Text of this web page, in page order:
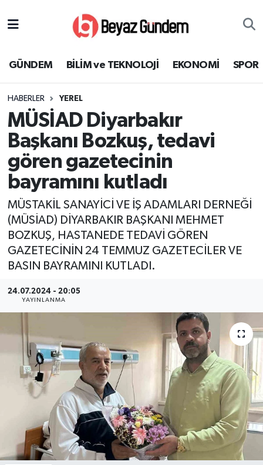
GÜNDEM BİLİM ve TEKNOLOJİ EKONOMİ SPOR
HABERLER YEREL
MÜSİAD Diyarbakır
Başkanı Bozkuş, tedavi
gören gazetecinin
bayramını kutladı
MÜSTAKİL SANAYİCİ VE İŞ ADAMLARI DERNEĞİ
(MÜSİAD) DİYARBAKIR BAŞKANI MEHMET
BOZKUŞ, HASTANEDE TEDAVİ GÖREN
GAZETECİNİN 24 TEMMUZ GAZETECİLER VE
BASIN BAYRAMINI KUTLADI.
24.07.2024 - 20:05
YAYINLANMA
EKONOMİ
SPOR
SAĞLIK
EĞİTİM
KÜLTÜR SANAT
MAGAZİN
Süper Lig Puan Durumu ve Fikstür
Tüm Manşetler
Son Dakika Haberleri
Haber Arşivi